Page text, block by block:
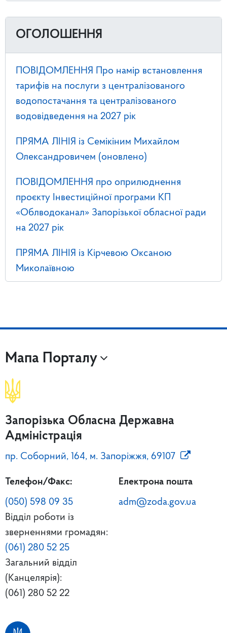
ОГОЛОШЕННЯ
ПОВІДОМЛЕННЯ Про намір встановлення
тарифів на послуги з централізованого
водопостачання та централізованого
водовідведення на 2027 рік
ПРЯМА ЛІНІЯ із Семікіним Михайлом
Олександровичем (оновлено)
ПОВІДОМЛЕННЯ про оприлюднення
проєкту Інвестиційної програми КП
«Облводоканал» Запорізької обласної ради
на 2027 рік
ПРЯМА ЛІНІЯ із Кірчевою Оксаною
Миколаївною
Мапа Порталу
Запорізька Обласна Державна
Адміністрація
пр. Соборний, 164, м. Запоріжжя, 69107
Телефон/Факс:
(050) 598 09 35
Відділ роботи із
зверненнями громадян:
(061) 280 52 25
Загальний відділ
(Канцелярія):
(061) 280 52 22
Електрона пошта
adm@zoda.gov.ua